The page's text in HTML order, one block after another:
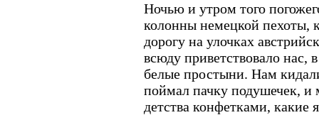
Ночью и утром того
колонны немецкой пехоты,
дорогу на улочках
всюду приветствовало нас,
белые простыни. Нам
поймал пачку подушечек,
детства конфетками, какие